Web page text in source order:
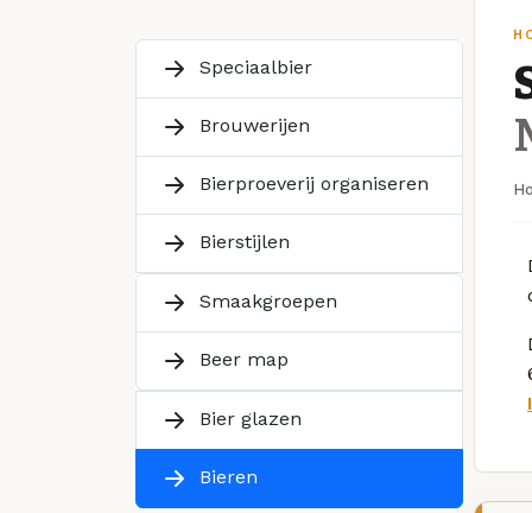
Speciaalbier
Brouwerijen
Bierproeverij organiseren
Bierstijlen
Smaakgroepen
Beer map
Bier glazen
Bieren